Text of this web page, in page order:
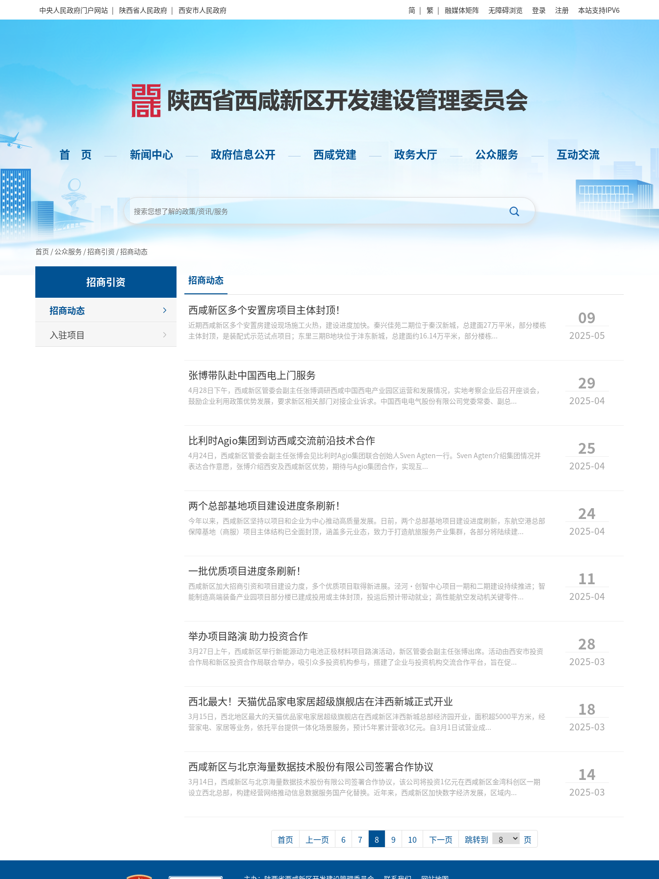
中央人民政府门户网站 | 陕西省人民政府 | 西安市人民政府 简 | 繁 | 融媒体矩阵 无障碍浏览 登录 注册 本站支持IPV6
首 页 —— 新闻中心 —— 政府信息公开 —— 西咸党建 —— 政务大厅 —— 公众服务 —— 互动交流
首页 / 公众服务 /招商引资 /招商动态
招商引资
招商动态
入驻项目
招商动态
09
2025-05
西咸新区多个安置房项目主体封顶！
近期西咸新区多个安置房建设现场施工火热，建设进度加快。秦兴佳苑二期位于秦汉新城，总建面27万平米，部分楼栋
主体封顶，是装配式示范试点项目；东里三期B地块位于沣东新城，总建面约16.14万平米，部分楼栋...
29
2025-04
张博带队赴中国西电上门服务
4月28日下午，西咸新区管委会副主任张博调研西咸中国西电产业园区运营和发展情况，实地考察企业后召开座谈会，
鼓励企业利用政策优势发展，要求新区相关部门对接企业诉求。中国西电电气股份有限公司党委常委、副总...
25
2025-04
比利时Agio集团到访西咸交流前沿技术合作
4月24日，西咸新区管委会副主任张博会见比利时Agio集团联合创始人Sven Agten一行。Sven Agten介绍集团情况并
表达合作意愿，张博介绍西安及西咸新区优势，期待与Agio集团合作，实现互...
24
2025-04
两个总部基地项目建设进度条刷新！
今年以来，西咸新区坚持以项目和企业为中心推动高质量发展。日前，两个总部基地项目建设进度刷新，东航空港总部
保障基地（商服）项目主体结构已全面封顶，涵盖多元业态，致力于打造航旅服务产业集群，各部分将陆续建...
11
2025-04
一批优质项目进度条刷新！
西咸新区加大招商引资和项目建设力度，多个优质项目取得新进展。泾河·创智中心项目一期和二期建设持续推进；智
能制造高端装备产业园项目部分楼已建成投用或主体封顶，投运后预计带动就业；高性能航空发动机关键零件...
28
2025-03
举办项目路演 助力投资合作
3月27日上午，西咸新区举行新能源动力电池正极材料项目路演活动，新区管委会副主任张博出席。活动由西安市投资
合作局和新区投资合作局联合举办，吸引众多投资机构参与，搭建了企业与投资机构交流合作平台，旨在促...
18
2025-03
西北最大！天猫优品家电家居超级旗舰店在沣西新城正式开业
3月15日，西北地区最大的天猫优品家电家居超级旗舰店在西咸新区沣西新城总部经济园开业，面积超5000平方米，经
营家电、家居等业务，依托平台提供一体化场景服务，预计5年累计营收3亿元。自3月1日试营业成...
14
2025-03
西咸新区与北京海量数据技术股份有限公司签署合作协议
3月14日，西咸新区与北京海量数据技术股份有限公司签署合作协议，该公司将投资1亿元在西咸新区金湾科创区一期
设立西北总部，构建经营网络推动信息数据服务国产化替换。近年来，西咸新区加快数字经济发展，区域内...
首页 上一页 6 7 8 9 10 下一页 跳转到 页